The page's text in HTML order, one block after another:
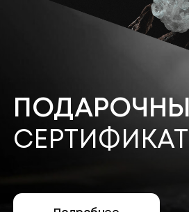
Подробнее
Коллекция, наполненная символизмом
и энергией работ Василия
Символы года